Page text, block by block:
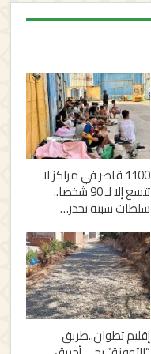
1100 قاصر في مراكز لا
تتسع إلا لـ 90 شخصا..
سلطات سبتة تحذر…
إقليم تطوان..طريق